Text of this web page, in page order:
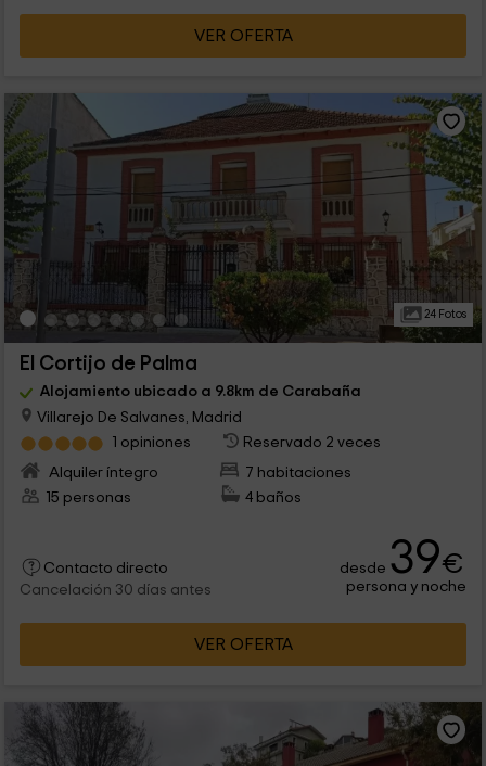
VER OFERTA
24 Fotos
El Cortijo de Palma
Alojamiento ubicado a 9.8km de Carabaña
Villarejo De Salvanes, Madrid
1 opiniones
Reservado 2 veces
Alquiler íntegro
7 habitaciones
15 personas
4 baños
Contacto directo
Cancelación 30 días antes
desde 39€
persona y noche
VER OFERTA